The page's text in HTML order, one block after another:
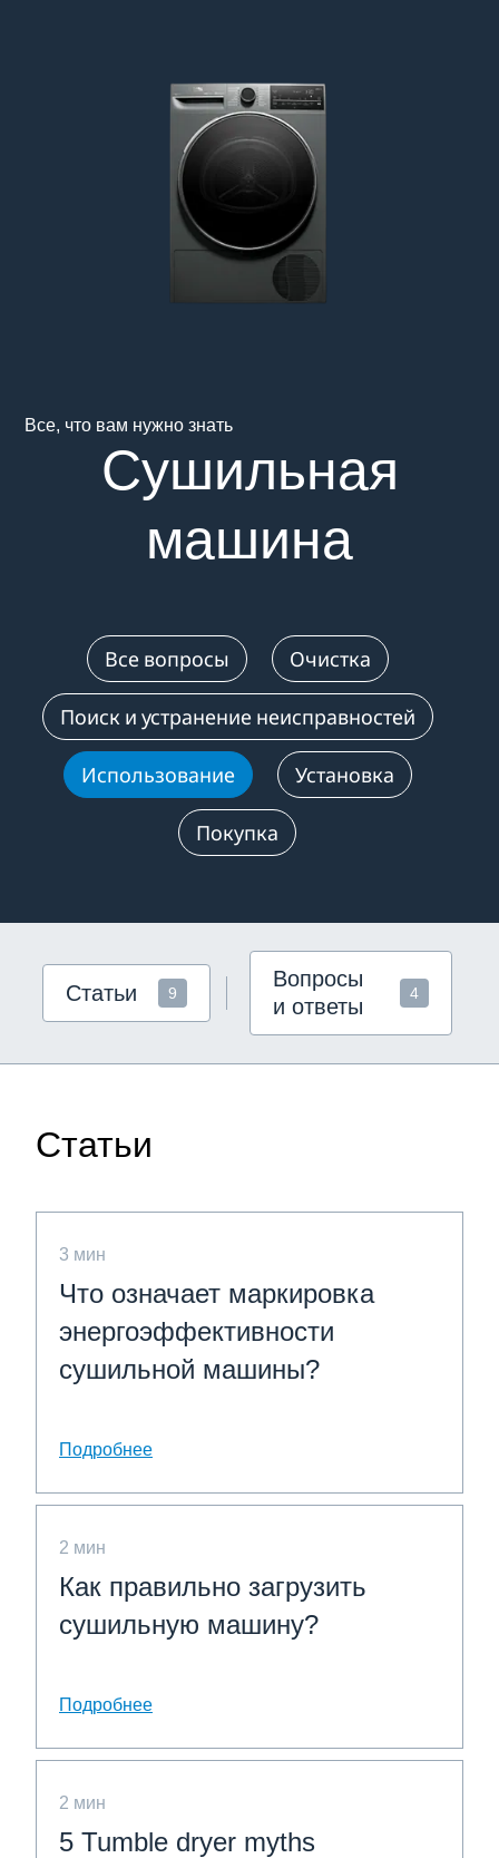
Все, что вам нужно знать
Сушильная
машина
Все вопросы Очистка
Поиск и устранение неисправностей
Использование Установка
Покупка
Статьи 9
Вопросы
и ответы
4
Статьи
3 мин
Что означает маркировка
энергоэффективности
сушильной машины?
Подробнее
2 мин
Как правильно загрузить
сушильную машину?
Подробнее
2 мин
5 Tumble dryer myths